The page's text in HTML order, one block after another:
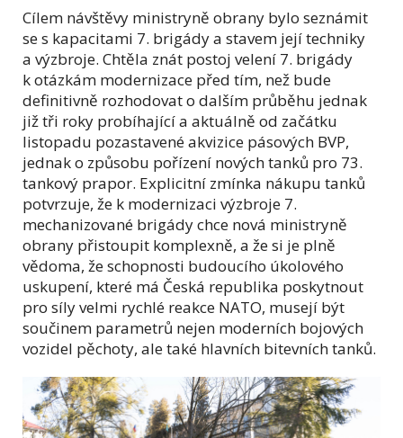
Cílem návštěvy ministryně obrany bylo seznámit
se s kapacitami 7. brigády a stavem její techniky
a výzbroje. Chtěla znát postoj velení 7. brigády
k otázkám modernizace před tím, než bude
definitivně rozhodovat o dalším průběhu jednak
již tři roky probíhající a aktuálně od začátku
listopadu pozastavené akvizice pásových BVP,
jednak o způsobu pořízení nových tanků pro 73.
tankový prapor. Explicitní zmínka nákupu tanků
potvrzuje, že k modernizaci výzbroje 7.
mechanizované brigády chce nová ministryně
obrany přistoupit komplexně, a že si je plně
vědoma, že schopnosti budoucího úkolového
uskupení, které má Česká republika poskytnout
pro síly velmi rychlé reakce NATO, musejí být
součinem parametrů nejen moderních bojových
vozidel pěchoty, ale také hlavních bitevních tanků.